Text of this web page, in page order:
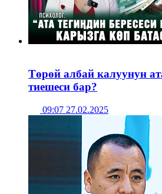
Төрөй албай калуунун
тиешеси бар?
09:07 27.02.2025